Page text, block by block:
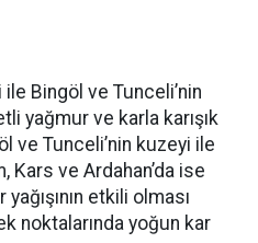
ile Bingöl ve Tunceli’nin
yağmur ve karla karışık
ve Tunceli’nin kuzeyi ile
Kars ve Ardahan’da ise
etkili olması
noktalarında yoğun kar